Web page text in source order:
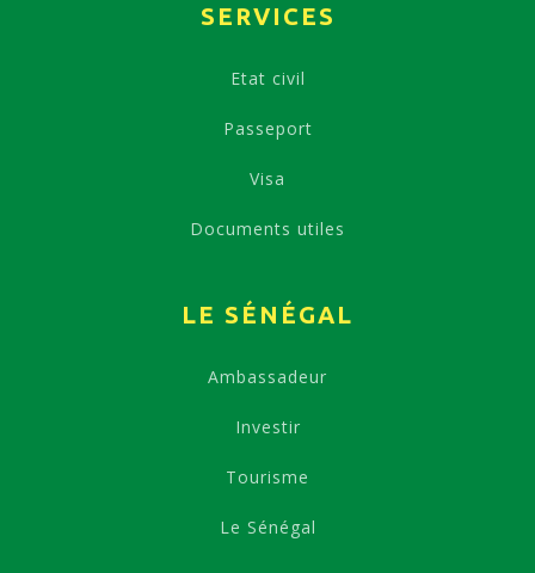
SERVICES
Etat civil
Passeport
Visa
Documents utiles
LE SÉNÉGAL
Ambassadeur
Investir
Tourisme
Le Sénégal